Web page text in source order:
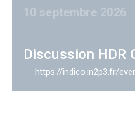
10 septembre 2026
Discussion HDR
https://indico.in2p3.fr/